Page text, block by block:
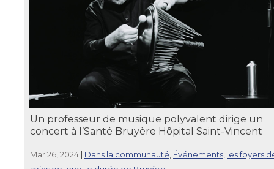
Un professeur de musique polyvalent dirige un
concert à l’Santé Bruyère Hôpital Saint-Vincent
Mar 26, 2024 | Dans la communauté Événements les foyers